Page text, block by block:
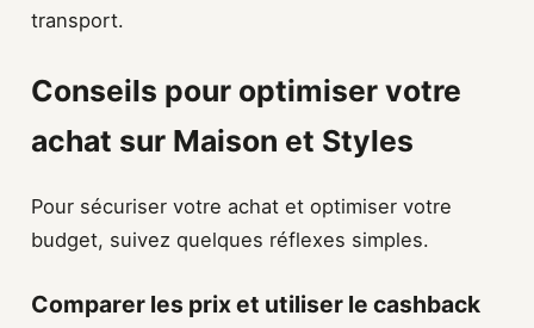
transport.
Conseils pour optimiser votre
achat sur Maison et Styles
Pour sécuriser votre achat et optimiser votre
budget, suivez quelques réflexes simples.
Comparer les prix et utiliser le cashback